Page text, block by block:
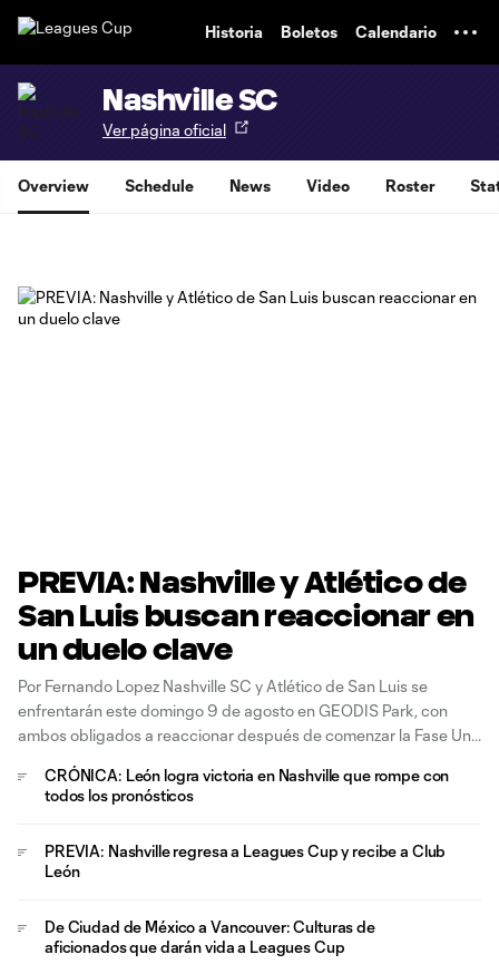
Historia Boletos Calendario
Nashville SC
Ver página oficial
Overview Schedule News Video Roster
PREVIA: Nashville y Atlético de
San Luis buscan reaccionar en
un duelo clave
Por Fernando Lopez Nashville SC y Atlético de San Luis se
enfrentarán este domingo 9 de agosto en GEODIS Park, con
ambos obligados a reaccionar después de comenzar la Fase Uno
pese a utilizar un once completamente renovado, mientras
CRÓNICA: León logra victoria en Nashville que rompe con
todos los pronósticos
PREVIA: Nashville regresa a Leagues Cup y recibe a Club
León
De Ciudad de México a Vancouver: Culturas de
aficionados que darán vida a Leagues Cup